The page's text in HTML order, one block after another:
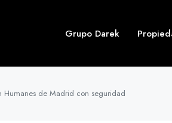
Grupo Darek
Humanes de Madrid con seguridad